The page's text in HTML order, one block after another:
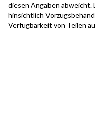
diesen Angaben abweicht.
hinsichtlich
Verfügbarkeit von Teilen